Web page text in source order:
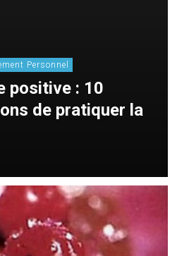
Personnel
positive : 10
de pratiquer la